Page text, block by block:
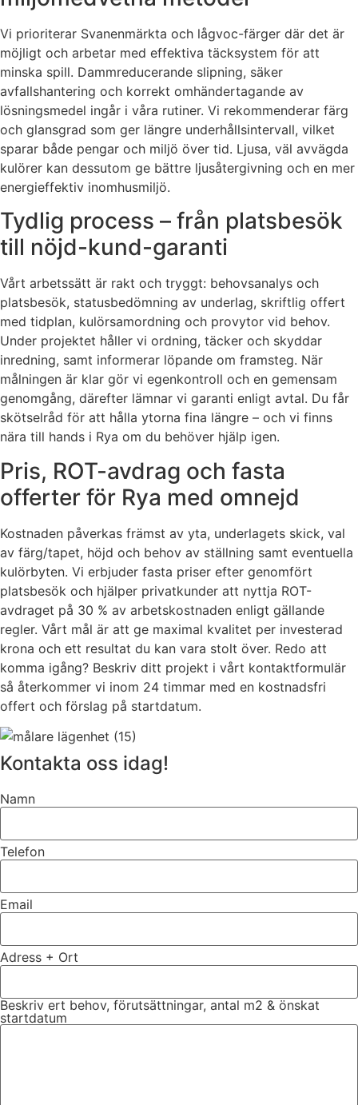
Vi prioriterar Svanenmärkta och lågvoc-färger där det är
möjligt och arbetar med effektiva täcksystem för att
minska spill. Dammreducerande slipning, säker
avfallshantering och korrekt omhändertagande av
lösningsmedel ingår i våra rutiner. Vi rekommenderar färg
och glansgrad som ger längre underhållsintervall, vilket
sparar både pengar och miljö över tid. Ljusa, väl avvägda
kulörer kan dessutom ge bättre ljusåtergivning och en mer
energieffektiv inomhusmiljö.
Tydlig process – från platsbesök
till nöjd-kund-garanti
Vårt arbetssätt är rakt och tryggt: behovsanalys och
platsbesök, statusbedömning av underlag, skriftlig offert
med tidplan, kulörsamordning och provytor vid behov.
Under projektet håller vi ordning, täcker och skyddar
inredning, samt informerar löpande om framsteg. När
målningen är klar gör vi egenkontroll och en gemensam
genomgång, därefter lämnar vi garanti enligt avtal. Du får
skötselråd för att hålla ytorna fina längre – och vi finns
nära till hands i Rya om du behöver hjälp igen.
Pris, ROT-avdrag och fasta
offerter för Rya med omnejd
Kostnaden påverkas främst av yta, underlagets skick, val
av färg/tapet, höjd och behov av ställning samt eventuella
kulörbyten. Vi erbjuder fasta priser efter genomfört
platsbesök och hjälper privatkunder att nyttja ROT-
avdraget på 30 % av arbetskostnaden enligt gällande
regler. Vårt mål är att ge maximal kvalitet per investerad
krona och ett resultat du kan vara stolt över. Redo att
komma igång? Beskriv ditt projekt i vårt kontaktformulär
så återkommer vi inom 24 timmar med en kostnadsfri
offert och förslag på startdatum.
Kontakta oss idag!
Namn
Telefon
Email
Adress + Ort
Beskriv ert behov, förutsättningar, antal m2 & önskat
startdatum